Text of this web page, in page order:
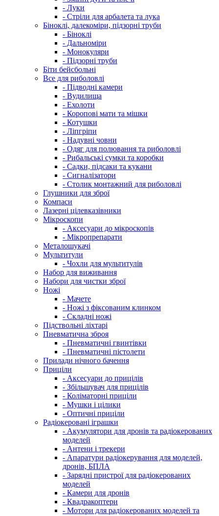
- Луки
- Стріли для арбалета та лука
Біноклі, далекоміри, підзорні труби
- Біноклі
- Дальноміри
- Монокуляри
- Підзорні труби
Біти бейсбольні
Все для риболовлі
- Підводні камери
- Вудилища
- Ехолоти
- Коропові мати та мішки
- Котушки
- Ліпгріпи
- Надувні човни
- Одяг для полювання та риболовлі
- Рибальські сумки та коробки
- Садки, підсаки та кукани
- Сигналізатори
- Столик монтажний для риболовлі
Глушники для зброї
Компаси
Лазерні цілевказівники
Мікроскопи
- Аксесуари до мікроскопів
- Мікропрепарати
Металошукачі
Мультитули
- Чохли для мультитулів
Набор для виживання
Набори для чистки зброї
Ножі
- Мачете
- Ножі з фіксованим клинком
- Складні ножі
Підствольні ліхтарі
Пневматична зброя
- Пневматичні гвинтівки
- Пневматичні пістолети
Прилади нічного бачення
Приціли
- Аксесуари до прицілів
- Збільшувач для прицілів
- Коліматорні приціли
- Мушки і цілики
- Оптичні приціли
Радіокеровані іграшки
- Акумулятори для дронів та радіокерованих
моделей
- Антени і трекери
- Апаратури радіокерування для моделей,
дронів, БПЛА
- Зарядні пристрої для радіокерованих
моделей
- Камери для дронів
- Квадракоптери
- Мотори для радіокерованих моделей та